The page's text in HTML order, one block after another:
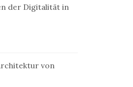
der Digitalität in
von